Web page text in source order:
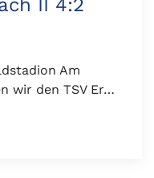
II 4:2
Am
wir den TSV Er…